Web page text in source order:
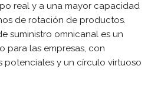
real y a una mayor capacidad
de rotación de productos.
suministro omnicanal es un
para las empresas, con
potenciales y un círculo virtuoso